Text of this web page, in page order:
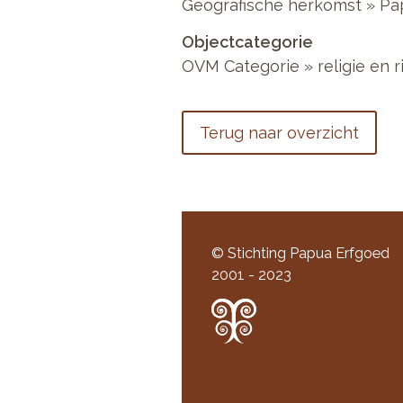
Geografische herkomst »
Objectcategorie
OVM Categorie » religie en
Terug naar overzicht
© Stichting Papua Erfgoed
2001 - 2023